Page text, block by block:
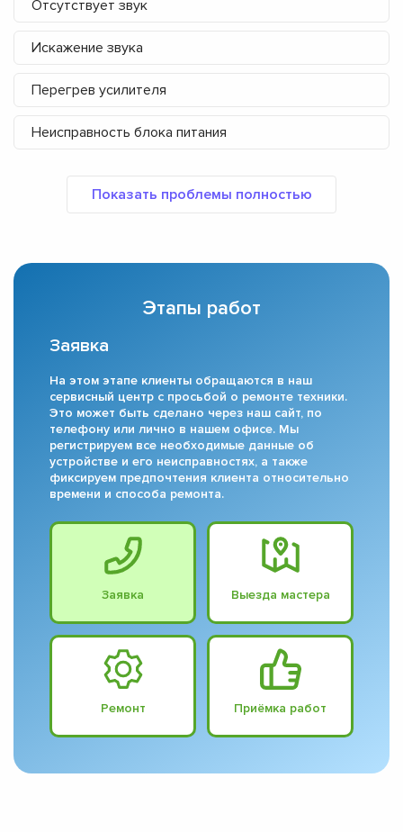
Отсутствует звук
Искажение звука
Перегрев усилителя
Неисправность блока питания
Этапы работ
Заявка
На этом этапе клиенты обращаются в наш
сервисный центр с просьбой о ремонте техники.
Это может быть сделано через наш сайт, по
телефону или лично в нашем офисе. Мы
регистрируем все необходимые данные об
устройстве и его неисправностях, а также
фиксируем предпочтения клиента относительно
времени и способа ремонта.
Заявка Выезда мастера
Ремонт Приёмка работ